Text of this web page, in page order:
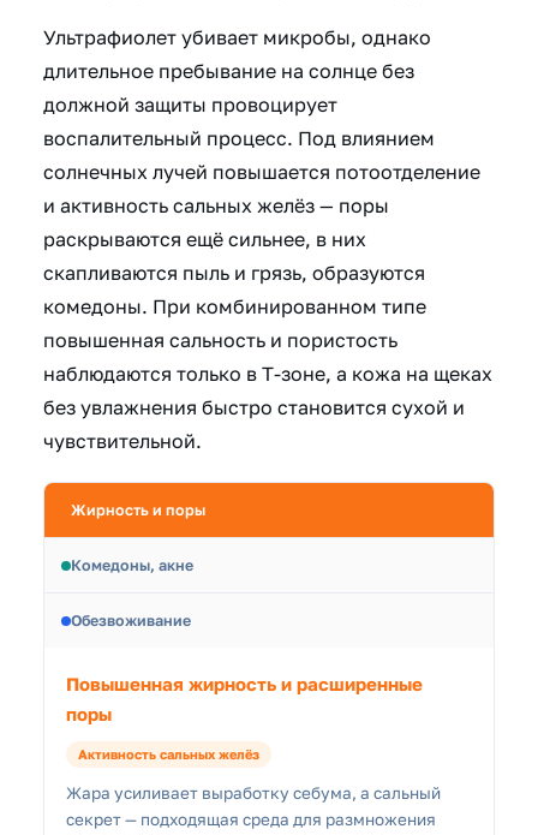
Ультрафиолет убивает микробы, однако
длительное пребывание на солнце без
должной защиты провоцирует
воспалительный процесс. Под влиянием
солнечных лучей повышается потоотделение
и активность сальных желёз — поры
раскрываются ещё сильнее, в них
скапливаются пыль и грязь, образуются
комедоны. При комбинированном типе
повышенная сальность и пористость
наблюдаются только в Т-зоне, а кожа на щеках
без увлажнения быстро становится сухой и
чувствительной.
Жирность и поры
Комедоны, акне
Обезвоживание
Повышенная жирность и расширенные
поры
Активность сальных желёз
Жара усиливает выработку себума, а сальный
секрет — подходящая среда для размножения